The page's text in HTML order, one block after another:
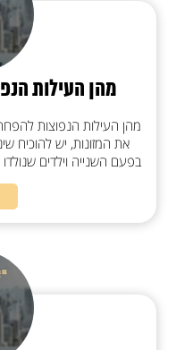
מהן העילות
מהן העילות הנפוצות
את המזונות, יש להוכיח
בפעם השנייה וילדים שנולדו